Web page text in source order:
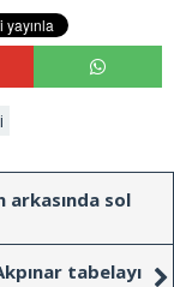
arkasında sol
tabelayı